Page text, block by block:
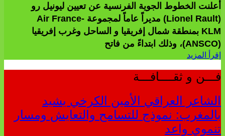
أعلنت الخطوط الجوية الفرنسية عن تعيين ليونيل رو
(Lionel Rault) مديراً عاماً لمجموعة Air France-
KLM بمنطقة شمال إفريقيا و الساحل وغرب إفريقيا
(ANSCO)، وذلك ابتداءً من فاتح
إقرأ المزيد
فـــن و ثقــــافـــة
الشاعر العراقي الأمين الكرخي يشيد
بالمغرب: نموذج للتسامح والتعايش ومسار
تنموي واعد